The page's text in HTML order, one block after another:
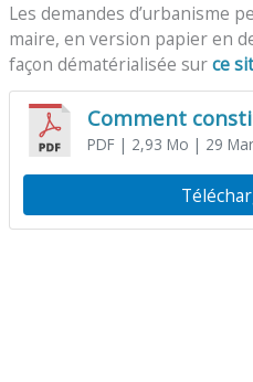
Les demandes d’urbanisme
maire, en version papier en
façon dématérialisée surce
Comment
PDF| 2,93 Mo | 29